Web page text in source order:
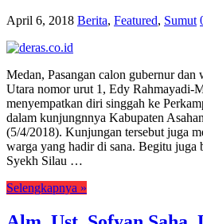
April 6, 2018 Berita, Featured, Sumut
Medan, Pasangan calon gubernur dan
Utara nomor urut 1, Edy Rahmayadi-
menyempatkan diri singgah ke
dalam kunjungnnya Kabupaten
(5/4/2018). Kunjungan tersebut juga
warga yang hadir di sana. Begitu juga
Syekh Silau …
Selengkapnya »